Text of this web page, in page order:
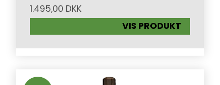
1.495,00 DKK
VIS PRODUKT